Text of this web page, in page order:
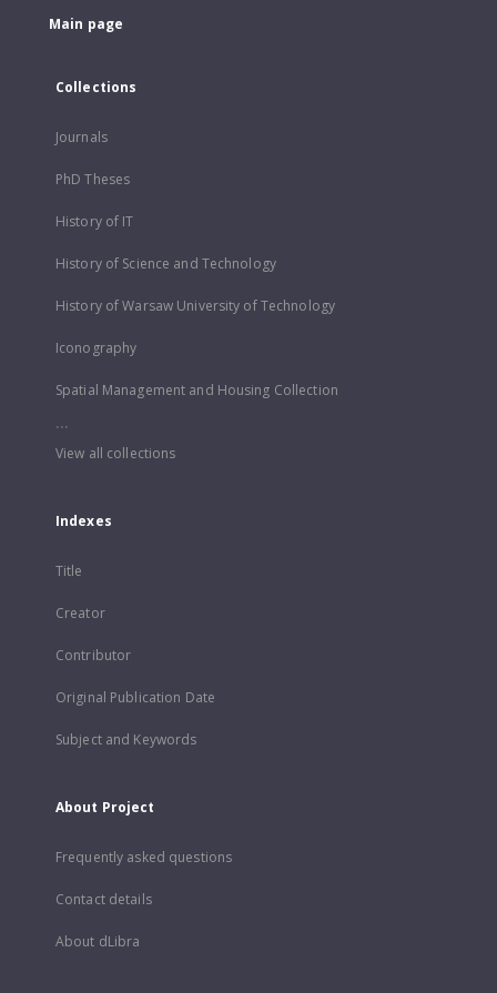
Main page
Collections
Journals
PhD Theses
History of IT
History of Science and Technology
History of Warsaw University of Technology
Iconography
Spatial Management and Housing Collection
...
View all collections
Indexes
Title
Creator
Contributor
Original Publication Date
Subject and Keywords
About Project
Frequently asked questions
Contact details
About dLibra